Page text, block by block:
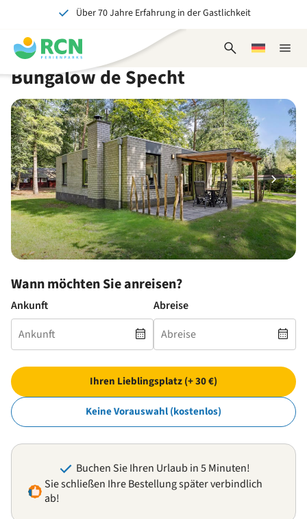
springen
springen
springen
springen
Über 70 Jahre Erfahrung in der Gastlichkeit
Ein tolles Erlebnis für Jung und Alt
Suchformular
Wählen
Bungalow de Specht
Wann möchten Sie anreisen?
Ankunft Abreise
Ihren Lieblingsplatz (+ 30 €)
Keine Vorauswahl (kostenlos)
Buchen Sie Ihren Urlaub in 5 Minuten!
Sie schließen Ihre Bestellung später verbindlich
ab!